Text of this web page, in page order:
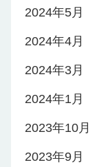
2024年5月
2024年4月
2024年3月
2024年1月
2023年10月
2023年9月